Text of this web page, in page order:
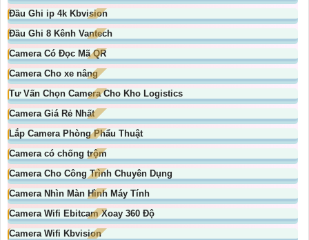
Đầu Ghi ip 4k Kbvision
Đầu Ghi 8 Kênh Vantech
Camera Có Đọc Mã QR
Camera Cho xe nâng
Tư Vấn Chọn Camera Cho Kho Logistics
Camera Giá Rẻ Nhất
Lắp Camera Phòng Phẩu Thuật
Camera có chống trộm
Camera Cho Công Trình Chuyên Dụng
Camera Nhìn Màn Hình Máy Tính
Camera Wifi Ebitcam Xoay 360 Độ
Camera Wifi Kbvision